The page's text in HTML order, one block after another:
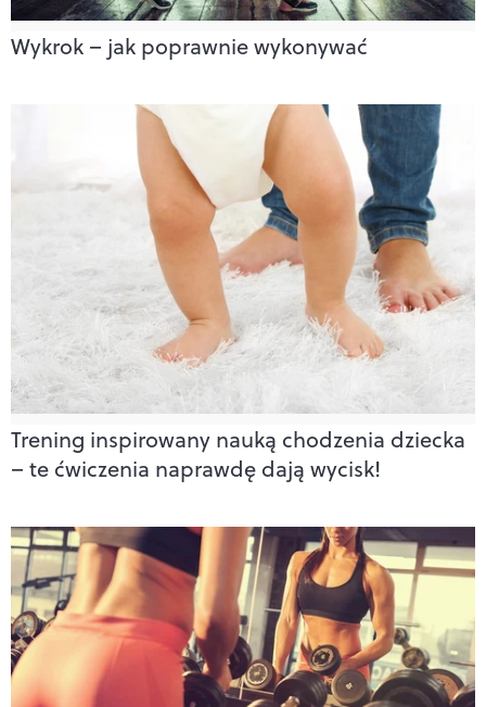
Wykrok – jak poprawnie wykonywać
Trening inspirowany nauką chodzenia dziecka
– te ćwiczenia naprawdę dają wycisk!